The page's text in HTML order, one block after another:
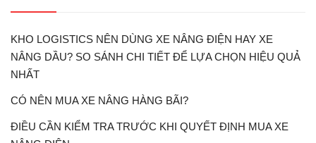
KHO LOGISTICS NÊN DÙNG XE NÂNG ĐIỆN HAY XE
NÂNG DẦU? SO SÁNH CHI TIẾT ĐỂ LỰA CHỌN HIỆU QUẢ
NHẤT
CÓ NÊN MUA XE NÂNG HÀNG BÃI?
ĐIỀU CẦN KIỂM TRA TRƯỚC KHI QUYẾT ĐỊNH MUA XE